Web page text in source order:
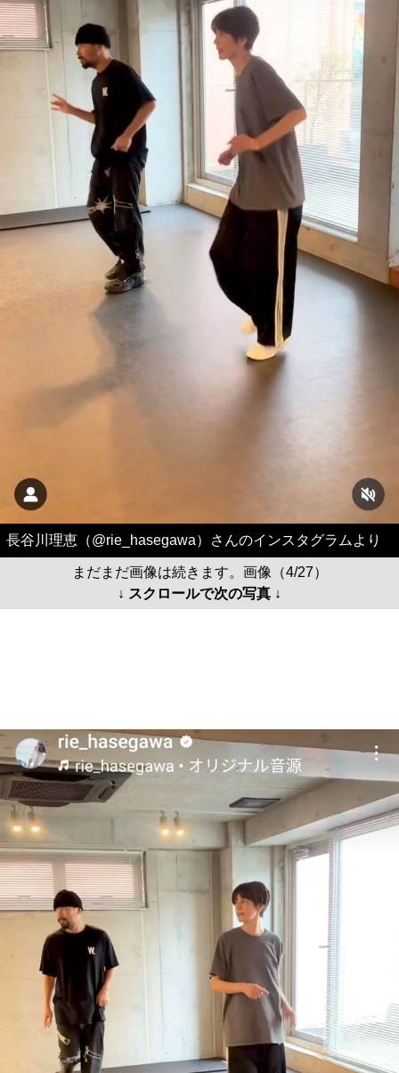
長谷川理恵（@rie_hasegawa）さんのインスタグラムより
まだまだ画像は続きます。画像（4/27）
↓ スクロールで次の写真 ↓